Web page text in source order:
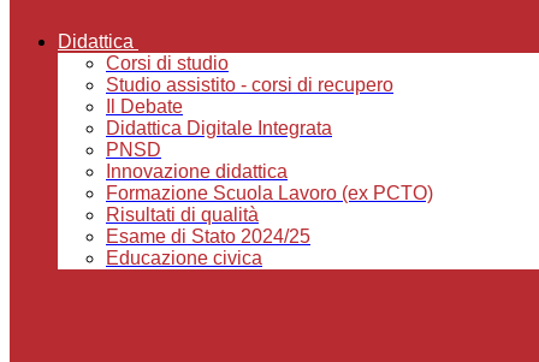
Didattica
Corsi di studio
Studio assistito - corsi di recupero
Il Debate
Didattica Digitale Integrata
PNSD
Innovazione didattica
Formazione Scuola Lavoro (ex PCTO)
Risultati di qualità
Esame di Stato 2024/25
Educazione civica